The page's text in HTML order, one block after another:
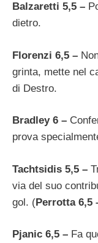
Balzaretti 5,5 –
dietro.
Florenzi 6,5 –
grinta, mette nel
di Destro.
Bradley 6 –
prova
Tachtsidis 5,5 –
via del suo
gol. (Perrotta 6,5
Pjanic 6,5 – Fa